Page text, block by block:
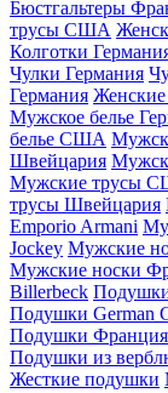
Бюстгальтеры
трусы США
Колготки
Чулки Германия
Германия
Мужское белье
белье США
Швейцария
Мужские трусы
трусы Швейцария
Emporio Armani
Jockey Мужские
Мужские носки
Billerbeck Подушки
Подушки German
Подушки Франция
Подушки из
Жесткие подушки